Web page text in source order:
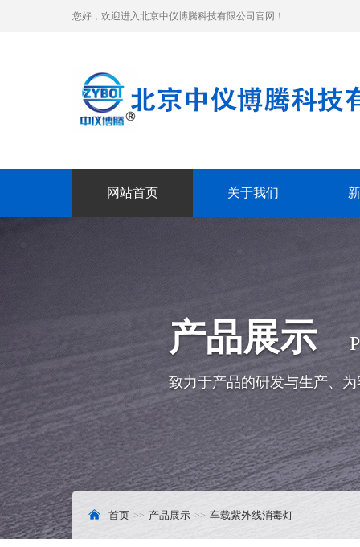
您好，欢迎进入北京中仪博腾科技有限公司官网！
网站首页 关于我们
产品展示
致力于产品的研发与生产、
首页 产品展示 车载紫外线消毒灯